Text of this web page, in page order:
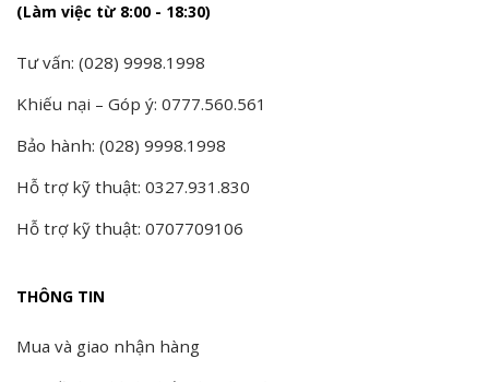
(Làm việc từ 8:00 - 18:30)
Tư vấn: (028) 9998.1998
Khiếu nại – Góp ý: 0777.560.561
Bảo hành: (028) 9998.1998
Hỗ trợ kỹ thuật: 0327.931.830
Hỗ trợ kỹ thuật: 0707709106
THÔNG TIN
Mua và giao nhận hàng